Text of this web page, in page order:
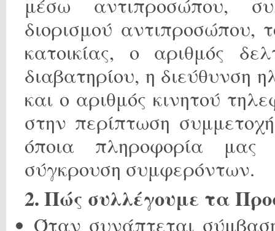
διορισμού αντιπροσώπου,
κατοικίας, ο αριθμός
διαβατηρίου, η διεύθυνση
και ο αριθμός κινητού
στην περίπτωση
όποια πληροφορία μας
σύγκρουση συμφερόντων.
2. Πώς συλλέγουμε τα
Όταν συνάπτεται